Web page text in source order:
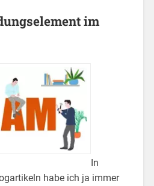
im
In
habe ich ja immer